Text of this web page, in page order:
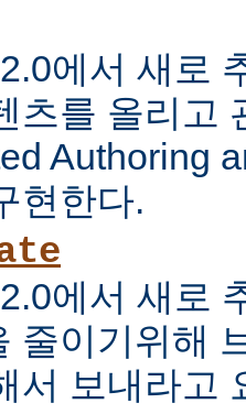
에서 새로
츠를 올리고
Authoring
현한다.
에서 새로
줄이기위해
서 보내라고